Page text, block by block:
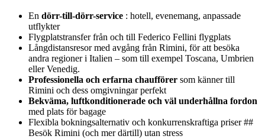
En dörr-till-dörr-service : hotell, evenemang, anpassade
utflykter
Flygplatstransfer från och till Federico Fellini flygplats
Långdistansresor med avgång från Rimini, för att besöka
andra regioner i Italien – som till exempel Toscana, Umbrien
eller Venedig.
Professionella och erfarna chaufförer som känner till
Rimini och dess omgivningar perfekt
Bekväma, luftkonditionerade och väl underhållna fordon
med plats för bagage
Flexibla bokningsalternativ och konkurrenskraftiga priser ##
Besök Rimini (och mer därtill) utan stress